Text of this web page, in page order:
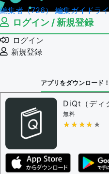
編集者（726）編集ガイドラ
ログイン / 新規登録
ログイン
新規登録
アプリをダウンロード！
DiQt（ディ
無料
★★★★★
★★★★★